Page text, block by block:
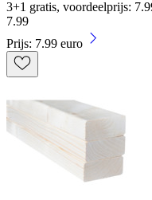
3+1 gratis, voordeelprijs:
7.99
Prijs: 7.99 euro